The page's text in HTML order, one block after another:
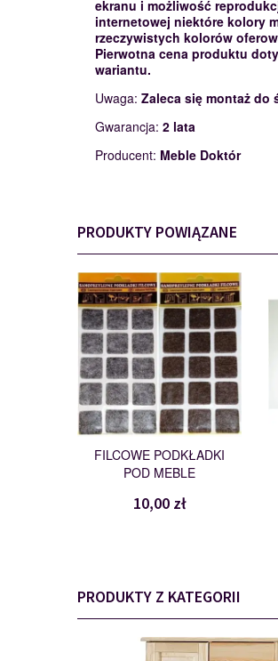
ekranu i możliwość
internetowej niektóre kolory
rzeczywistych kolorów
Pierwotna cena produktu
wariantu.
Uwaga: Zaleca się montaż do
Gwarancja: 2 lata
Producent: Meble Doktór
PRODUKTY POWIĄZANE
PODKŁADKI
110562
FILCOWE PODKŁADKI
POD MEBLE
10,00 zł
PRODUKTY Z KATEGORII
BIELIŹNIARKA
109675